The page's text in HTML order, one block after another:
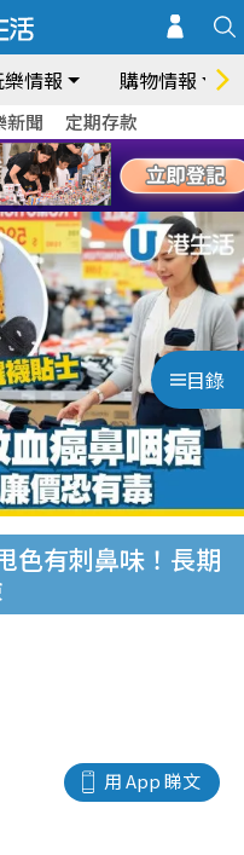
情報 購物情報
新聞 定期存款
目錄
色有刺鼻味！長期
用 App 睇文